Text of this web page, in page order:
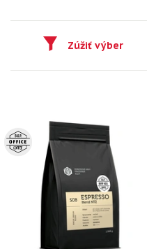
Zúžiť výber